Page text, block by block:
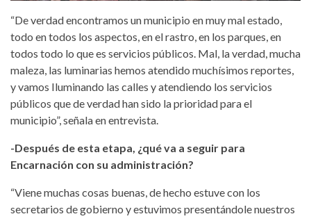
“De verdad encontramos un municipio en muy mal estado,
todo en todos los aspectos, en el rastro, en los parques, en
todos todo lo que es servicios públicos. Mal, la verdad, mucha
maleza, las luminarias hemos atendido muchísimos reportes,
y vamos Iluminando las calles y atendiendo los servicios
públicos que de verdad han sido la prioridad para el
municipio”, señala en entrevista.
-Después de esta etapa, ¿qué va a seguir para
Encarnación con su administración?
“Viene muchas cosas buenas, de hecho estuve con los
secretarios de gobierno y estuvimos presentándole nuestros